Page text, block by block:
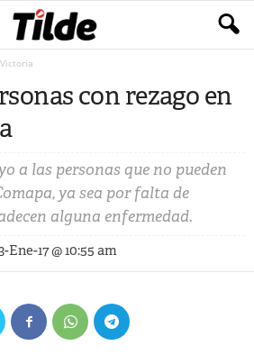
con rezago en
a las personas que no pueden
ya sea por falta de
alguna enfermedad.
Ene-17 @ 10:55 am